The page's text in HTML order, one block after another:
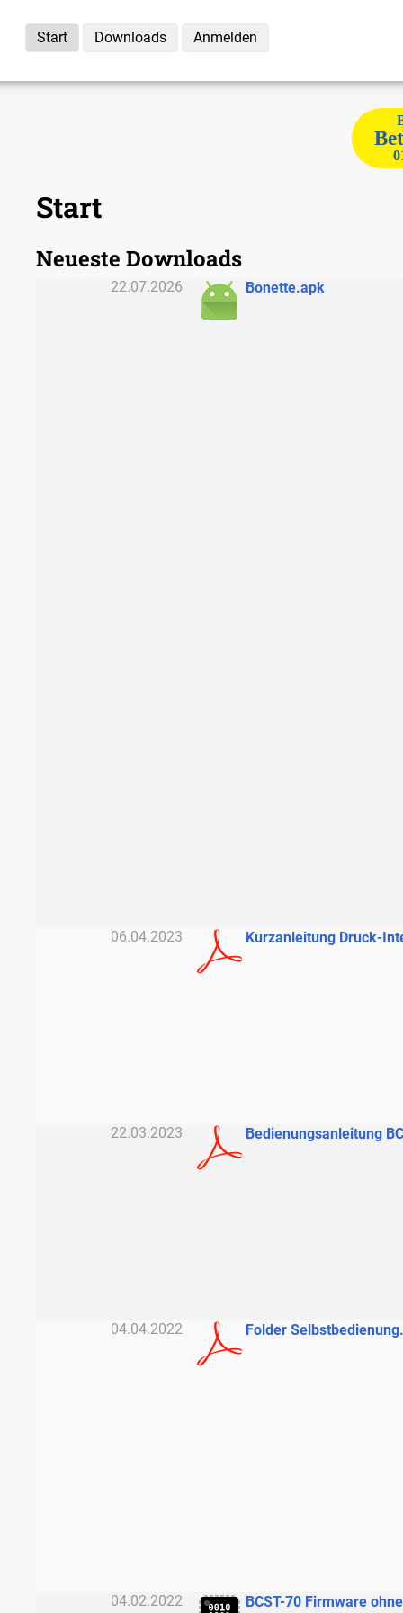
Start Downloads Anmelden
Start
Neueste Downloads
22.07.2026 Bonette.apk
06.04.2023 Kurzanleitung Druck-
22.03.2023 Bedienungsanleitung
04.04.2022 Folder
04.02.2022 BCST-70 Firmware